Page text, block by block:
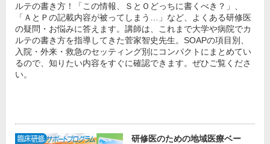
ルテの書き方！「この情報、ＳとＯどっちに書くべき？」、
「ＡとＰの記載内容が被ってしまう…」など、よくある研修医
の疑問・お悩みに答えます。講師は、これまで大学や病院でカ
ルテの書き方を指導してきた菅家智史先生。SOAPの項目別、
入院・外来・救急のセッティング別にコンパクトにまとめてい
るので、知りたい内容をすぐに確認できます。ぜひご覧くださ
い。
研修医のための地域医療ベー